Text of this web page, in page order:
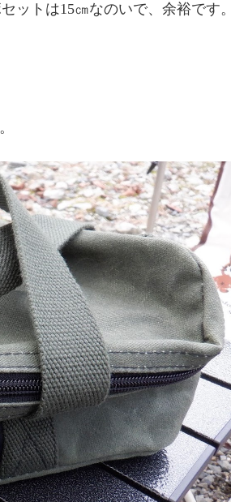
ットは15㎝なのいで、余裕です。